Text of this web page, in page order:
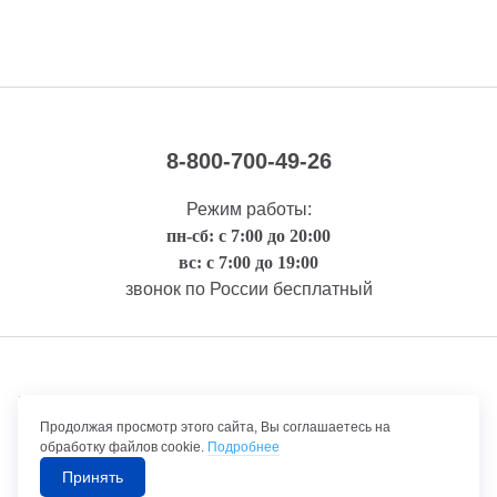
8-800-700-49-26
Режим работы:
пн-сб: с 7:00 до 20:00
вс: с 7:00 до 19:00
звонок по России бесплатный
Правовая информация
©1992-2026 ТрансТехСервис – продажа и обслуживание автомобилей.
Продолжая просмотр этого сайта, Вы соглашаетесь на
обработку файлов cookie. Подробнее
Принять